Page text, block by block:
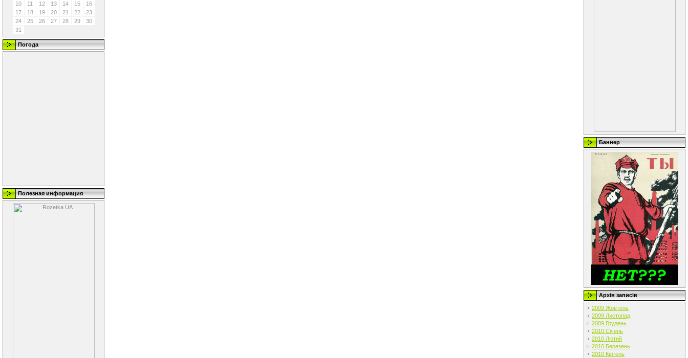
10
11 12 13 14 15
16
17
18 19 20 21 22
23
24
25 26 27 28 29
30
31
Погода
Полезная информация
Баннер
Архів записів
2009 Жовтень
2009 Листопад
2009 Грудень
2010 Січень
2010 Лютий
2010 Березень
2010 Квітень